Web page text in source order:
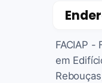
FACIAP -
em